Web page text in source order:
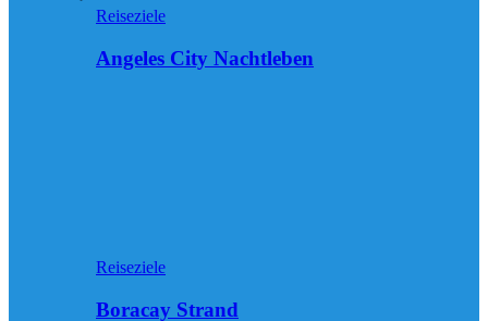
Reiseziele
Angeles City Nachtleben
Reiseziele
Boracay Strand